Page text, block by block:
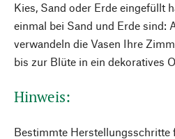
Kies, Sand oder Erde eingefüllt
einmal bei Sand und Erde sind:
verwandeln die Vasen Ihre
bis zur Blüte in ein dekoratives
Hinweis:
Bestimmte Herstellungsschritte